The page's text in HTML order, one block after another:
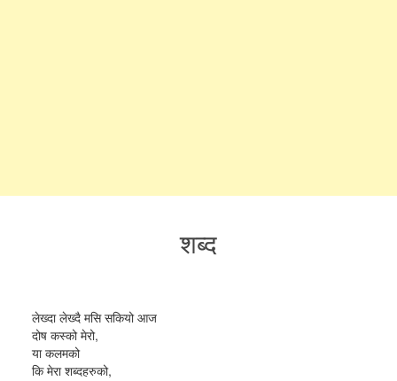
शब्द
लेख्दा लेख्दै मसि सकियो आज
दोष कस्को मेरो,
या कलमको
कि मेरा शब्दहरुको,